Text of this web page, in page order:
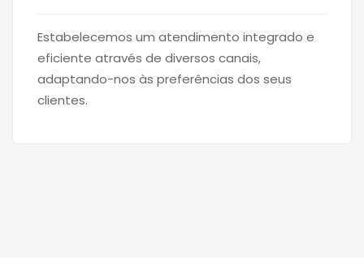
Estabelecemos um atendimento integrado e
eficiente através de diversos canais,
adaptando-nos às preferências dos seus
clientes.